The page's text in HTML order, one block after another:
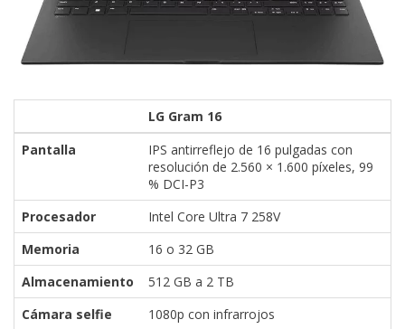
LG Gram 16
Pantalla
IPS antirreflejo de 16 pulgadas con
resolución de 2.560 × 1.600 píxeles, 99
% DCI-P3
Procesador
Intel Core Ultra 7 258V
Memoria
16 o 32 GB
Almacenamiento
512 GB a 2 TB
Cámara selfie
1080p con infrarrojos